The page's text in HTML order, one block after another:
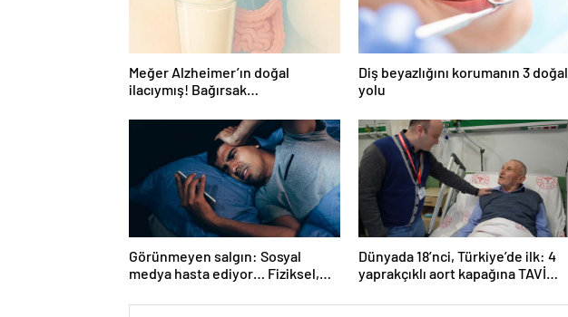
Meğer Alzheimer’ın doğal
ilacıymış! Bağırsak
Diş beyazlığını korumanın 3 doğal
yolu
Görünmeyen salgın: Sosyal
medya hasta ediyor… Fiziksel,
inanamayacaksınız
Dünyada 18’nci, Türkiye’de ilk: 4
yaprakçıklı aort kapağına TAVİ